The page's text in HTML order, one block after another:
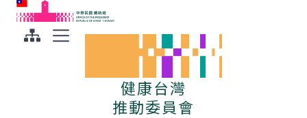
跳到主要內容
中華民國總統府
健康台灣
推動委員會
健康台灣
推動委員會
健康台灣
推動委員會
健康台灣
推動委員會
健康台灣
推動委員會
健康台灣
推動委員會
健康台灣
推動委員會
健康台灣
推動委員會